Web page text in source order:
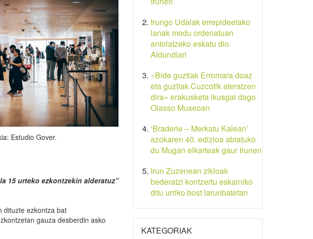
Estudio Gover.
15 urteko ezkontzekin alderatuz”
dituzte ezkontza bat
gauza desberdin asko
Irungo Udalak errepideetako
lanak modu ordenatuan
antolatzeko eskatu dio
Aldundiari
«Bide guztiak Erromara doaz
eta guztiak Cuzcotik ateratzen
dira» erakusketa ikusgai dago
Oiasso Museoan
‘Braderie – Merkatu Kalean’
azokaren 40. edizioa abiatuko
du Mugan elkarteak gaur Irunen
Irun Zuzenean zikloak
bederatzi kontzertu eskainiko
ditu urriko bost larunbatetan
KATEGORIAK